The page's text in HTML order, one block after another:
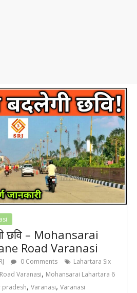
छवि – Mohansarai
Road Varanasi
0 Comments
Lahartara Six
Varanasi, Mohansarai Lahartara 6
pradesh, Varanasi, Varanasi